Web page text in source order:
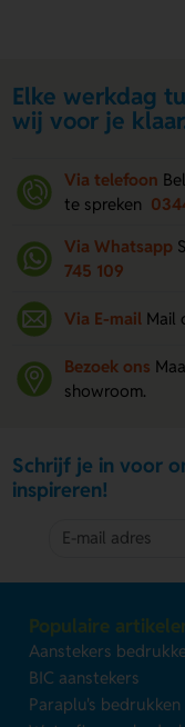
Elke werkdag
wij voor je
Via telefoon
te spreken
Via Whatsapp
745 109
Via E-mail Mail
Bezoek ons
showroom.
Schrijf je in voor
inspireren!
Populaire
Aanstekers
BIC aanstekers
Paraplu's bedrukken